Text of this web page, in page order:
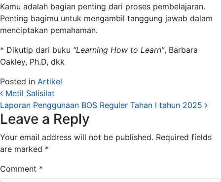
Kamu adalah bagian penting dari proses pembelajaran.
Penting bagimu untuk mengambil tanggung jawab dalam
menciptakan pemahaman.
* Dikutip dari buku “Learning How to Learn”, Barbara
Oakley, Ph.D, dkk
Posted in Artikel
Post navigation
Metil Salisilat
Laporan Penggunaan BOS Reguler Tahan I tahun 2025
Leave a Reply
Your email address will not be published. Required fields
are marked *
Comment *